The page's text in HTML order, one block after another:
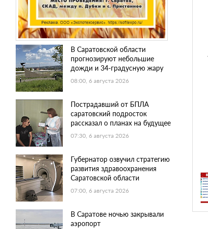
В Саратовской области
прогнозируют небольшие
дожди и 34-градусную жару
08:00, 6 августа 2026
Пострадавший от БПЛА
саратовский подросток
рассказал о планах на будущее
07:30, 6 августа 2026
Губернатор озвучил стратегию
развития здравоохранения
Саратовской области
07:00, 6 августа 2026
В Саратове ночью закрывали
аэропорт